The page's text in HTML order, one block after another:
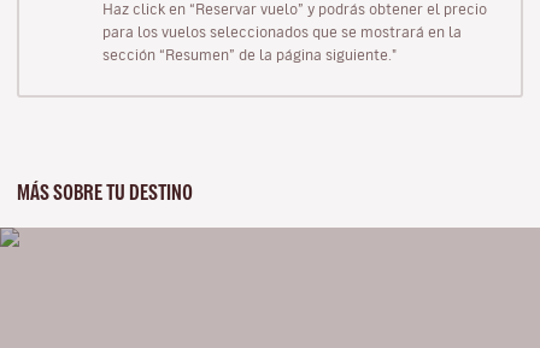
Haz click en “Reservar vuelo” y podrás obtener el precio
para los vuelos seleccionados que se mostrará en la
sección “Resumen” de la página siguiente."
MÁS SOBRE TU DESTINO